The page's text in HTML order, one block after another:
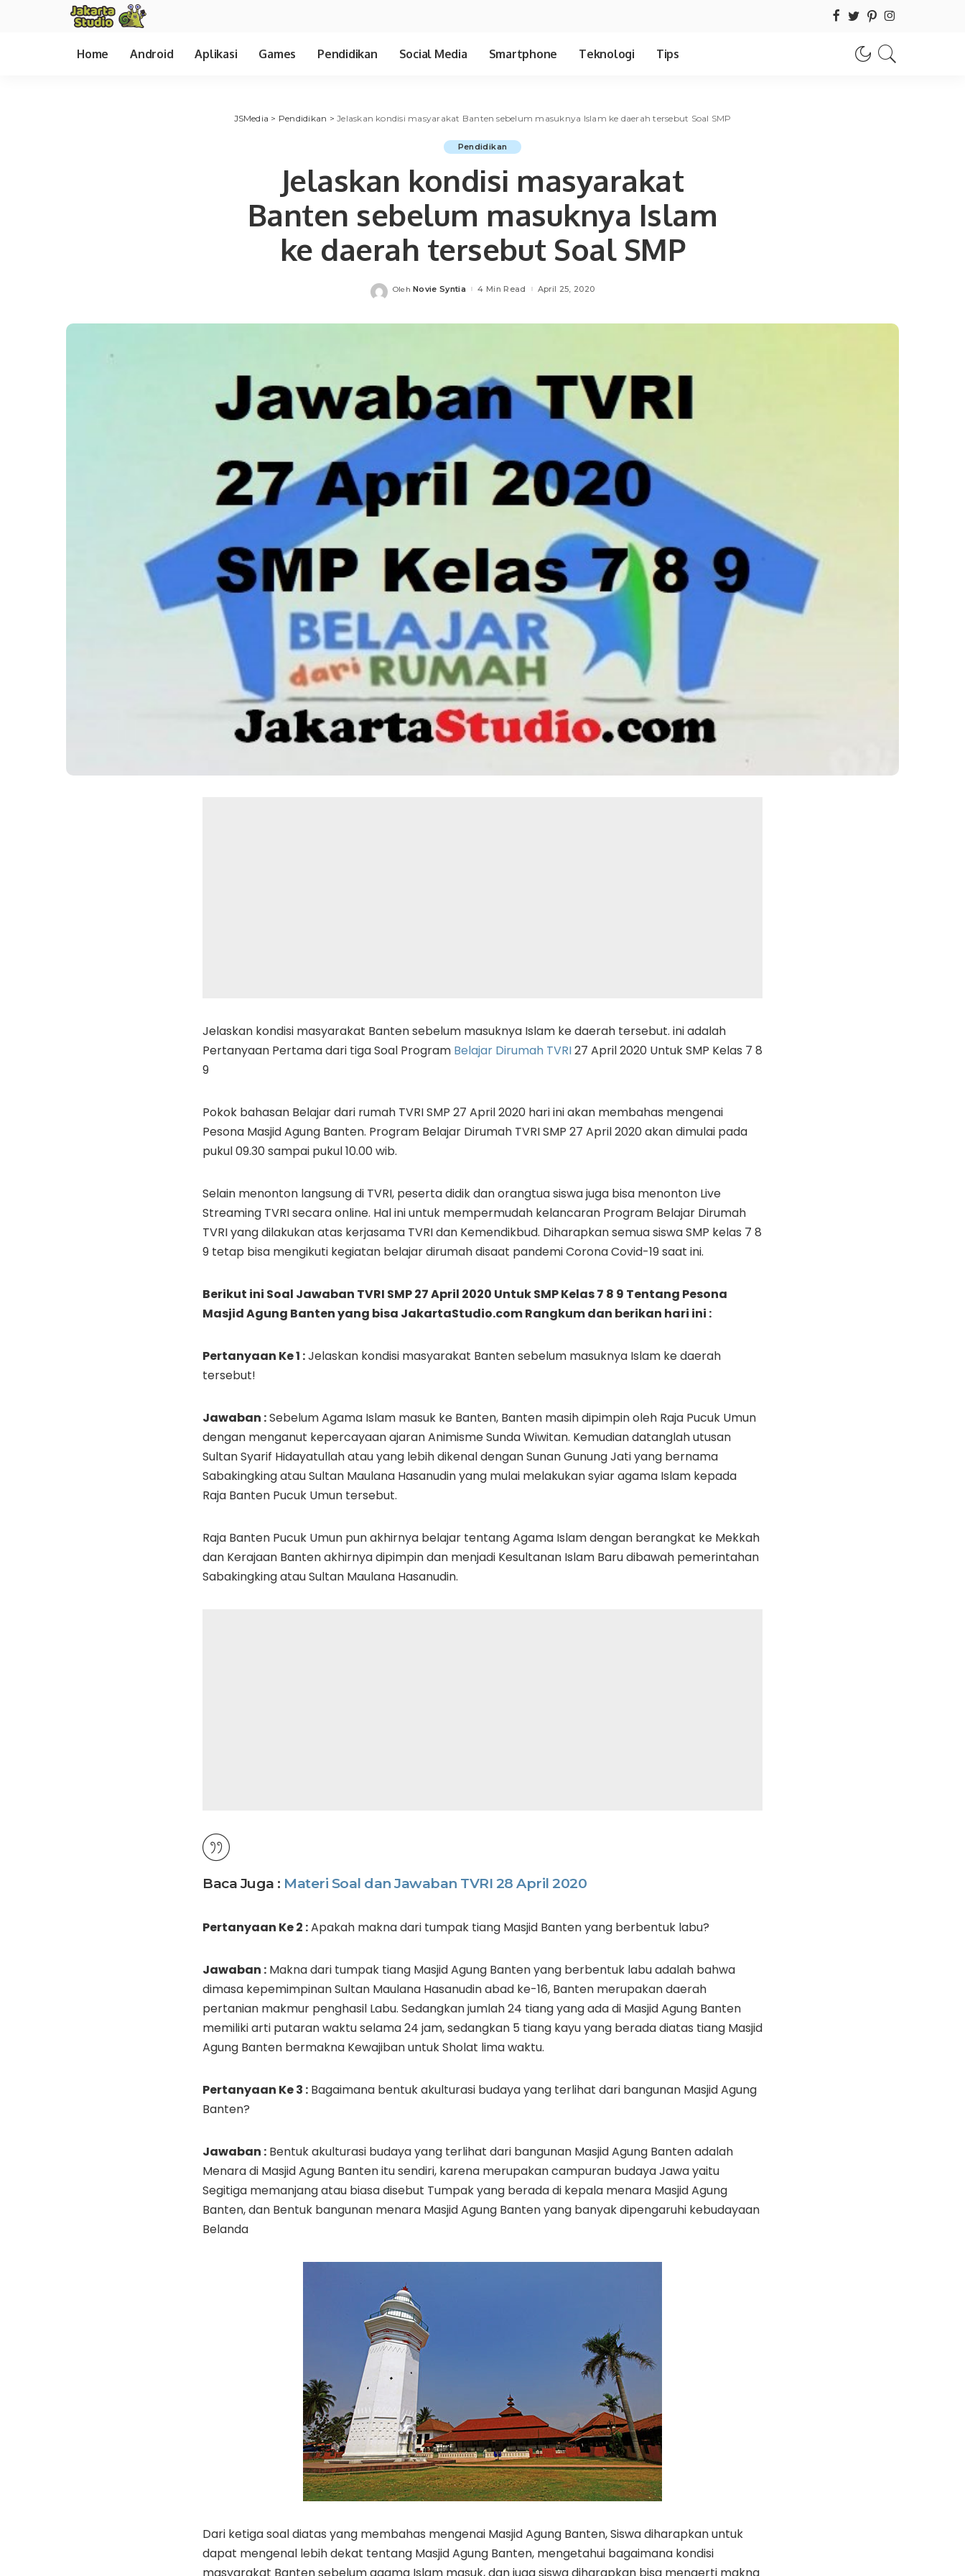
Home Android Aplikasi Games Pendidikan Social Media Smartphone Teknologi Tips
JSMedia > Pendidikan >Jelaskan kondisi masyarakat Banten sebelum masuknya Islam ke daerah tersebut Soal SMP
Pendidikan
Jelaskan kondisi masyarakat
Banten sebelum masuknya Islam
ke daerah tersebut Soal SMP
Posted
Oleh Novie Syntia 4 Min Read April 25, 2020
Jelaskan kondisi masyarakat Banten sebelum masuknya Islam ke daerah tersebut. ini adalah
Pertanyaan Pertama dari tiga Soal Program Belajar Dirumah TVRI27 April 2020 Untuk SMP Kelas 7 8
9
Pokok bahasan Belajar dari rumah TVRI SMP 27 April 2020 hari ini akan membahas mengenai
Pesona Masjid Agung Banten. Program Belajar Dirumah TVRI SMP 27 April 2020 akan dimulai pada
pukul 09.30 sampai pukul 10.00 wib.
Selain menonton langsung di TVRI, peserta didik dan orangtua siswa juga bisa menonton Live
Streaming TVRI secara online. Hal ini untuk mempermudah kelancaran Program Belajar Dirumah
TVRI yang dilakukan atas kerjasama TVRI dan Kemendikbud. Diharapkan semua siswa SMP kelas 7 8
9 tetap bisa mengikuti kegiatan belajar dirumah disaat pandemi Corona Covid-19 saat ini.
Berikut ini Soal Jawaban TVRI SMP 27 April 2020 Untuk SMP Kelas 7 8 9 Tentang Pesona
Masjid Agung Banten yang bisa JakartaStudio.com Rangkum dan berikan hari ini :
Pertanyaan Ke 1 :Jelaskan kondisi masyarakat Banten sebelum masuknya Islam ke daerah
tersebut!
Jawaban :Sebelum Agama Islam masuk ke Banten, Banten masih dipimpin oleh Raja Pucuk Umun
dengan menganut kepercayaan ajaran Animisme Sunda Wiwitan. Kemudian datanglah utusan
Sultan Syarif Hidayatullah atau yang lebih dikenal dengan Sunan Gunung Jati yang bernama
Sabakingking atau Sultan Maulana Hasanudin yang mulai melakukan syiar agama Islam kepada
Raja Banten Pucuk Umun tersebut.
Raja Banten Pucuk Umun pun akhirnya belajar tentang Agama Islam dengan berangkat ke Mekkah
dan Kerajaan Banten akhirnya dipimpin dan menjadi Kesultanan Islam Baru dibawah pemerintahan
Sabakingking atau Sultan Maulana Hasanudin.
Baca Juga : Materi Soal dan Jawaban TVRI 28 April 2020
Pertanyaan Ke 2 :Apakah makna dari tumpak tiang Masjid Banten yang berbentuk labu?
Jawaban : Makna dari tumpak tiang Masjid Agung Banten yang berbentuk labu adalah bahwa
dimasa kepemimpinan Sultan Maulana Hasanudin abad ke-16, Banten merupakan daerah
pertanian makmur penghasil Labu. Sedangkan jumlah 24 tiang yang ada di Masjid Agung Banten
memiliki arti putaran waktu selama 24 jam, sedangkan 5 tiang kayu yang berada diatas tiang Masjid
Agung Banten bermakna Kewajiban untuk Sholat lima waktu.
Pertanyaan Ke 3 : Bagaimana bentuk akulturasi budaya yang terlihat dari bangunan Masjid Agung
Banten?
Jawaban : Bentuk akulturasi budaya yang terlihat dari bangunan Masjid Agung Banten adalah
Menara di Masjid Agung Banten itu sendiri, karena merupakan campuran budaya Jawa yaitu
Segitiga memanjang atau biasa disebut Tumpak yang berada di kepala menara Masjid Agung
Banten, dan Bentuk bangunan menara Masjid Agung Banten yang banyak dipengaruhi kebudayaan
Belanda
Dari ketiga soal diatas yang membahas mengenai Masjid Agung Banten, Siswa diharapkan untuk
dapat mengenal lebih dekat tentang Masjid Agung Banten, mengetahui bagaimana kondisi
masyarakat Banten sebelum agama Islam masuk, dan juga siswa diharapkan bisa mengerti makna